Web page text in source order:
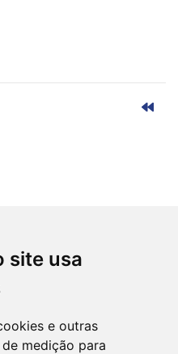
site usa
e outras
medição para
DE